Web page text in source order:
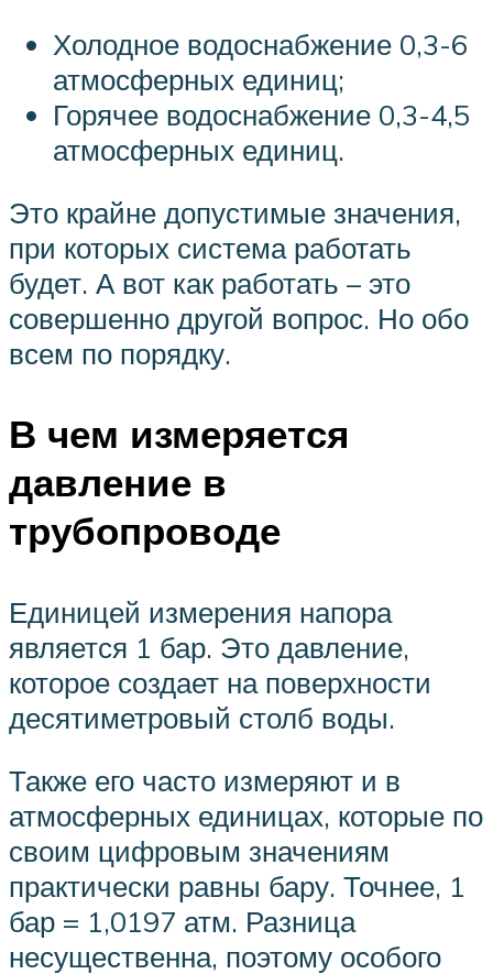
Холодное водоснабжение 0,3-6
атмосферных единиц;
Горячее водоснабжение 0,3-4,5
атмосферных единиц.
Это крайне допустимые значения,
при которых система работать
будет. А вот как работать – это
совершенно другой вопрос. Но обо
всем по порядку.
В чем измеряется
давление в
трубопроводе
Единицей измерения напора
является 1 бар. Это давление,
которое создает на поверхности
десятиметровый столб воды.
Также его часто измеряют и в
атмосферных единицах, которые по
своим цифровым значениям
практически равны бару. Точнее, 1
бар = 1,0197 атм. Разница
несущественна, поэтому особого